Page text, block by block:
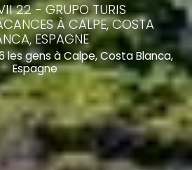
22 - GRUPO TURIS
À CALPE, COSTA
ESPAGNE
gens à Calpe, Costa Blanca,
Espagne